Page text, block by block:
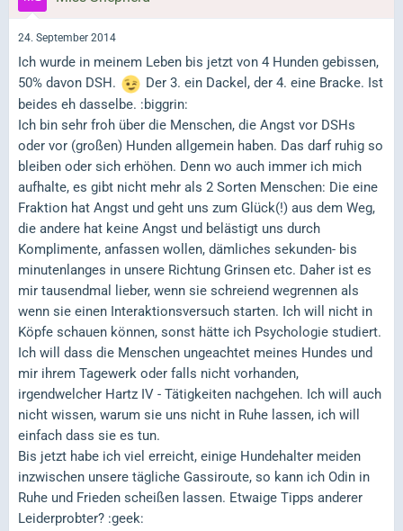
24. September 2014
Ich wurde in meinem Leben bis jetzt von 4 Hunden gebissen,
50% davon DSH.
Der 3. ein Dackel, der 4. eine Bracke. Ist
beides eh dasselbe. :biggrin:
Ich bin sehr froh über die Menschen, die Angst vor DSHs
oder vor (großen) Hunden allgemein haben. Das darf ruhig so
bleiben oder sich erhöhen. Denn wo auch immer ich mich
aufhalte, es gibt nicht mehr als 2 Sorten Menschen: Die eine
Fraktion hat Angst und geht uns zum Glück(!) aus dem Weg,
die andere hat keine Angst und belästigt uns durch
Komplimente, anfassen wollen, dämliches sekunden- bis
minutenlanges in unsere Richtung Grinsen etc. Daher ist es
mir tausendmal lieber, wenn sie schreiend wegrennen als
wenn sie einen Interaktionsversuch starten. Ich will nicht in
Köpfe schauen können, sonst hätte ich Psychologie studiert.
Ich will dass die Menschen ungeachtet meines Hundes und
mir ihrem Tagewerk oder falls nicht vorhanden,
irgendwelcher Hartz IV - Tätigkeiten nachgehen. Ich will auch
nicht wissen, warum sie uns nicht in Ruhe lassen, ich will
einfach dass sie es tun.
Bis jetzt habe ich viel erreicht, einige Hundehalter meiden
inzwischen unsere tägliche Gassiroute, so kann ich Odin in
Ruhe und Frieden scheißen lassen. Etwaige Tipps anderer
Leiderprobter? :geek: